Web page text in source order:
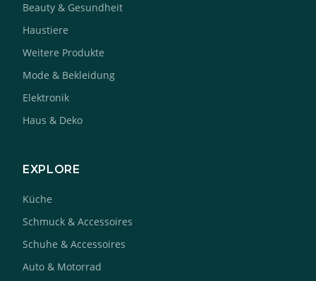
Beauty & Gesundheit
Haustiere
Weitere Produkte
Mode & Bekleidung
Elektronik
Haus & Deko
EXPLORE
Küche
Schmuck & Accessoires
Schuhe & Accessoires
Auto & Motorrad